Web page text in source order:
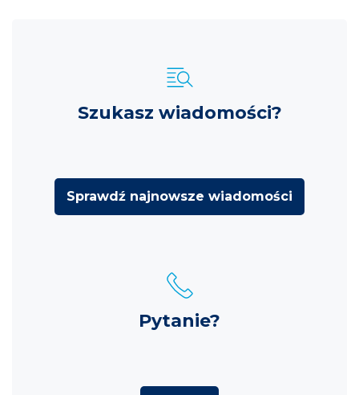
Szukasz wiadomości?
Sprawdź najnowsze wiadomości
Pytanie?